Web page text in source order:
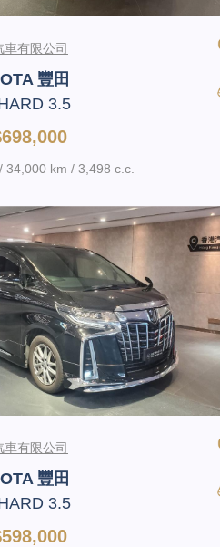
車有限公司
豐田
3.5
34,000 km / 3,498 c.c.
車有限公司
豐田
3.5